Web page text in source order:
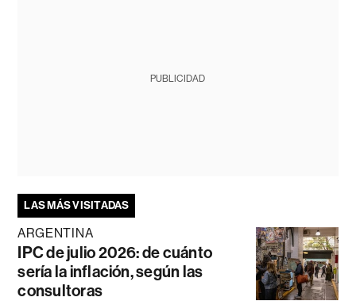
PUBLICIDAD
LAS MÁS VISITADAS
ARGENTINA
IPC de julio 2026: de cuánto
sería la inflación, según las
consultoras